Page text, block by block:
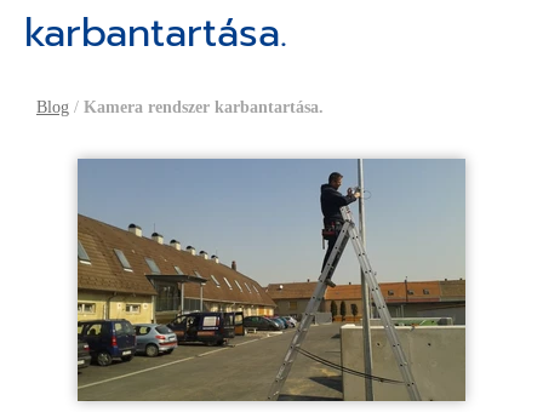
karbantartása.
Blog / Kamera rendszer karbantartása.